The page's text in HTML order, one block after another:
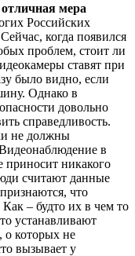
отличная мера
Российских
когда появился
проблем, стоит ли
ставят при
было видно, если
Однако в
довольно
справедливость.
не должны
в
приносит никакого
считают данные
что
– будто их в чем то
устанавливают
о которых не
вызывает у